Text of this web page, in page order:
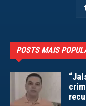
POSTS MAIS